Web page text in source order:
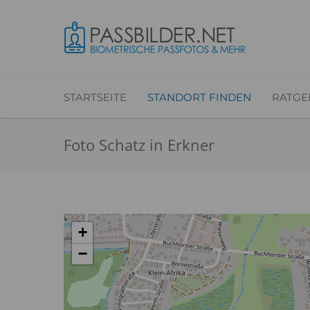
STARTSEITE STANDORT FINDEN
Foto Schatz in Erkner
+
−